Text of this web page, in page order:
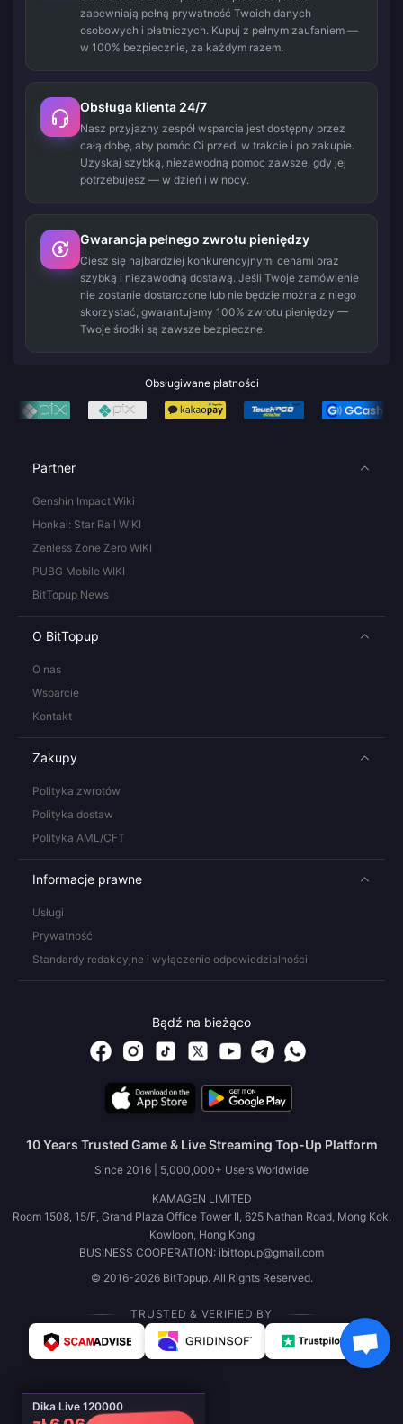
Dika Live 120000
zapewniają pełną prywatność Twoich danych
osobowych i płatniczych. Kupuj z pełnym zaufaniem —
w 100% bezpiecznie, za każdym razem.
Obsługa klienta 24/7
Nasz przyjazny zespół wsparcia jest dostępny przez
całą dobę, aby pomóc Ci przed, w trakcie i po zakupie.
Uzyskaj szybką, niezawodną pomoc zawsze, gdy jej
potrzebujesz — w dzień i w nocy.
Gwarancja pełnego zwrotu pieniędzy
Ciesz się najbardziej konkurencyjnymi cenami oraz
szybką i niezawodną dostawą. Jeśli Twoje zamówienie
nie zostanie dostarczone lub nie będzie można z niego
skorzystać, gwarantujemy 100% zwrotu pieniędzy —
Twoje środki są zawsze bezpieczne.
Obsługiwane płatności
Partner
Genshin Impact Wiki
Honkai: Star Rail WIKI
Zenless Zone Zero WIKI
PUBG Mobile WIKI
BitTopup News
O BitTopup
O nas
Wsparcie
Kontakt
Zakupy
Polityka zwrotów
Polityka dostaw
Polityka AML/CFT
Informacje prawne
Usługi
Prywatność
Standardy redakcyjne i wyłączenie odpowiedzialności
Bądź na bieżąco
10 Years Trusted Game & Live Streaming Top-Up Platform
Since 2016 | 5,000,000+ Users Worldwide
KAMAGEN LIMITED
Room 1508, 15/F, Grand Plaza Office Tower II, 625 Nathan Road, Mong Kok,
Kowloon, Hong Kong
BUSINESS COOPERATION: ibittopup@gmail.com
© 2016-2026 BitTopup. All Rights Reserved.
TRUSTED & VERIFIED BY